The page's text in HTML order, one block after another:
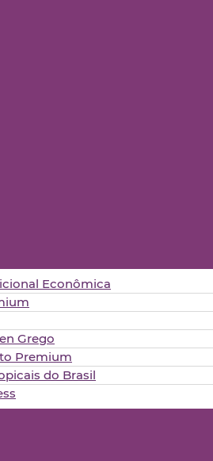
Econômica
Grego
Premium
do Brasil